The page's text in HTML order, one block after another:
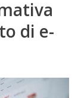
di e-